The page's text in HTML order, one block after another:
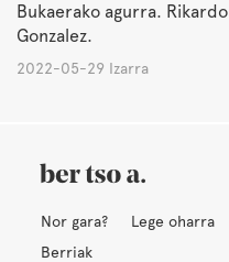
Bukaerako agurra. Rikardo
Gonzalez.
2022-05-29 Izarra
Nor gara? Lege oharra
Berriak